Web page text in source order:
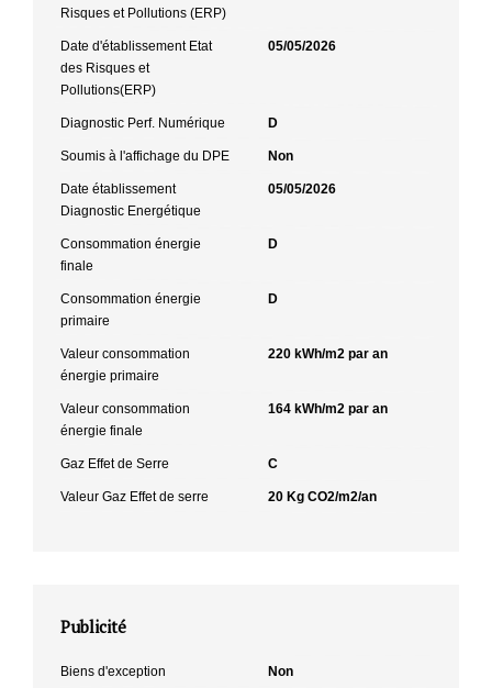
Risques et Pollutions (ERP)
Date d'établissement Etat
des Risques et
Pollutions(ERP)
05/05/2026
Diagnostic Perf. Numérique D
Soumis à l'affichage du DPE Non
Date établissement
Diagnostic Energétique
05/05/2026
Consommation énergie
finale
D
Consommation énergie
primaire
D
Valeur consommation
énergie primaire
220 kWh/m2 par an
Valeur consommation
énergie finale
164 kWh/m2 par an
Gaz Effet de Serre C
Valeur Gaz Effet de serre 20 Kg CO2/m2/an
Publicité
Biens d'exception Non